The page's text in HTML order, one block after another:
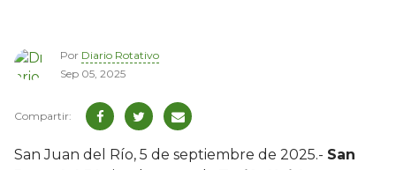
Por Diario Rotativo
Sep 05, 2025
San Juan del Río, 5 de septiembre de 2025.- San